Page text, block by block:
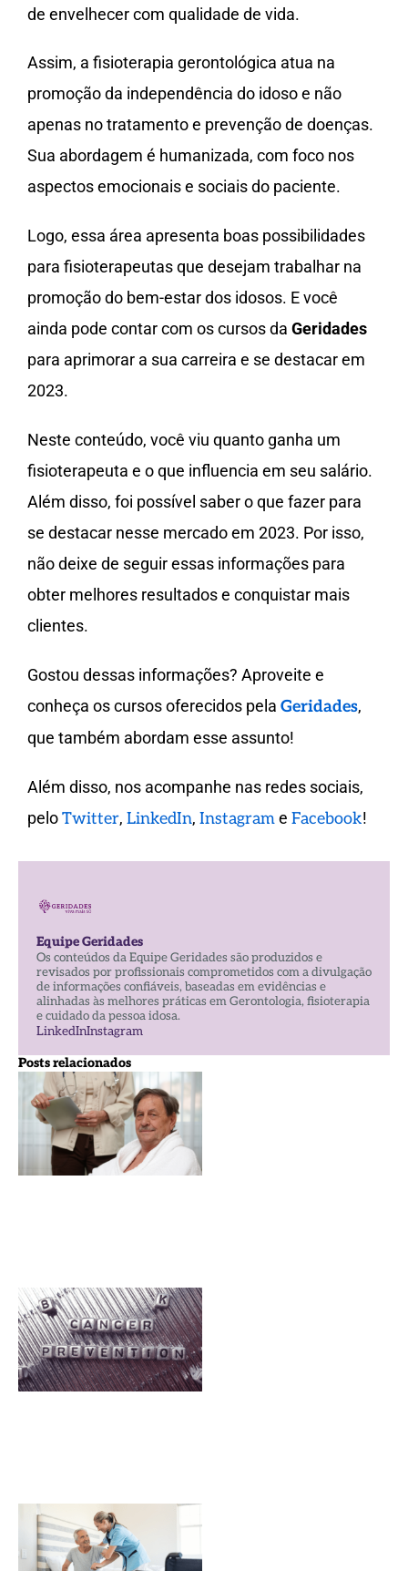
de envelhecer com qualidade de vida.
Assim, a fisioterapia gerontológica atua na
promoção da independência do idoso e não
apenas no tratamento e prevenção de doenças.
Sua abordagem é humanizada, com foco nos
aspectos emocionais e sociais do paciente.
Logo, essa área apresenta boas possibilidades
para fisioterapeutas que desejam trabalhar na
promoção do bem-estar dos idosos. E você
ainda pode contar com os cursos da Geridades
para aprimorar a sua carreira e se destacar em
2023.
Neste conteúdo, você viu quanto ganha um
fisioterapeuta e o que influencia em seu salário.
Além disso, foi possível saber o que fazer para
se destacar nesse mercado em 2023. Por isso,
não deixe de seguir essas informações para
obter melhores resultados e conquistar mais
clientes.
Gostou dessas informações? Aproveite e
conheça os cursos oferecidos pela Geridades,
que também abordam esse assunto!
Além disso, nos acompanhe nas redes sociais,
peloTwitter, LinkedIn, Instagrame Facebook!
Equipe Geridades
Os conteúdos da Equipe Geridades são produzidos e
revisados por profissionais comprometidos com a divulgação
de informações confiáveis, baseadas em evidências e
alinhadas às melhores práticas em Gerontologia, fisioterapia
e cuidado da pessoa idosa.
LinkedInInstagram
Posts relacionados